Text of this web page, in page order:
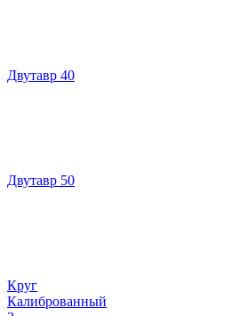
Двутавр 40
Двутавр 50
Круг
Калиброванный